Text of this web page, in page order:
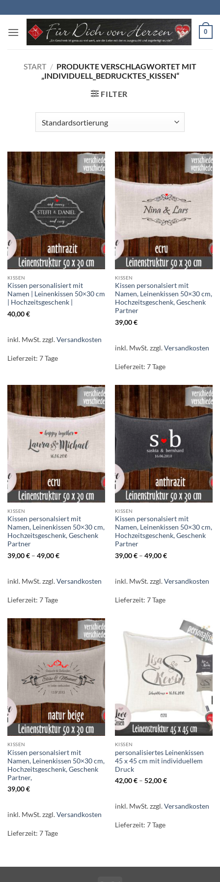
Inhalt
springen
0
START / PRODUKTE VERSCHLAGWORTET MIT
„INDIVIDUELL_BEDRUCKTES_KISSEN“
FILTER
KISSEN
Kissen personaIisiert mit
Namen | Leinenkissen 50×30 cm
| Hochzeitsgeschenk |
40,00€
inkl. MwSt.zzgl.Versandkosten
Lieferzeit: 7 Tage
KISSEN
Kissen personalsiert mit
Namen, Leinenkissen 50×30 cm,
Hochzeitsgeschenk, Geschenk
Partner
39,00€
inkl. MwSt.zzgl.Versandkosten
Lieferzeit: 7 Tage
KISSEN
Kissen personalsiert mit
Namen, Leinenkissen 50×30 cm,
Hochzeitsgeschenk, Geschenk
Partner
39,00€– 49,00€
inkl. MwSt.zzgl.Versandkosten
Lieferzeit: 7 Tage
KISSEN
Kissen personalsiert mit
Namen, Leinenkissen 50×30 cm,
Hochzeitsgeschenk, Geschenk
Partner
39,00€– 49,00€
inkl. MwSt.zzgl.Versandkosten
Lieferzeit: 7 Tage
KISSEN
Kissen personalsiert mit
Namen, Leinenkissen 50×30 cm,
Hochzeitsgeschenk, Geschenk
Partner,
39,00€
inkl. MwSt.zzgl.Versandkosten
Lieferzeit: 7 Tage
KISSEN
personalisiertes Leinenkissen
45 x 45 cm mit individuellem
Druck
42,00€– 52,00€
inkl. MwSt.zzgl.Versandkosten
Lieferzeit: 7 Tage